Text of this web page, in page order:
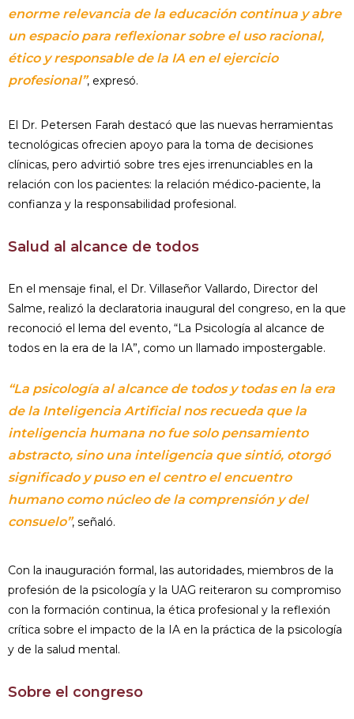
enorme relevancia de la educación continua y abre
un espacio para reflexionar sobre el uso racional,
ético y responsable de la IA en el ejercicio
profesional”, expresó.
El Dr. Petersen Farah destacó que las nuevas herramientas
tecnológicas ofrecien apoyo para la toma de decisiones
clínicas, pero advirtió sobre tres ejes irrenunciables en la
relación con los pacientes: la relación médico‑paciente, la
confianza y la responsabilidad profesional.
Salud al alcance de todos
En el mensaje final, el Dr. Villaseñor Vallardo, Director del
Salme, realizó la declaratoria inaugural del congreso, en la que
reconoció el lema del evento, “La Psicología al alcance de
todos en la era de la IA”, como un llamado impostergable.
“La psicología al alcance de todos y todas en la era
de la Inteligencia Artificial nos recueda que la
inteligencia humana no fue solo pensamiento
abstracto, sino una inteligencia que sintió, otorgó
significado y puso en el centro el encuentro
humano como núcleo de la comprensión y del
consuelo”, señaló.
Con la inauguración formal, las autoridades, miembros de la
profesión de la psicología y la UAG reiteraron su compromiso
con la formación continua, la ética profesional y la reflexión
crítica sobre el impacto de la IA en la práctica de la psicología
y de la salud mental.
Sobre el congreso